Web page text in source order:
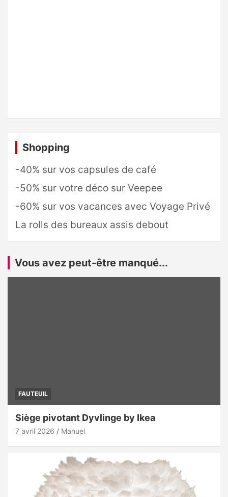
Shopping
-40% sur vos capsules de café
-50% sur votre déco sur Veepee
-60% sur vos vacances avec Voyage Privé
La rolls des bureaux assis debout
Vous avez peut-être manqué...
FAUTEUIL
Siège pivotant Dyvlinge by Ikea
7 avril 2026 Manuel